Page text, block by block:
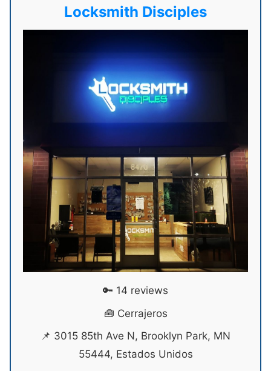
Locksmith Disciples
🔑 14 reviews
🧰 Cerrajeros
📌 3015 85th Ave N, Brooklyn Park, MN
55444, Estados Unidos